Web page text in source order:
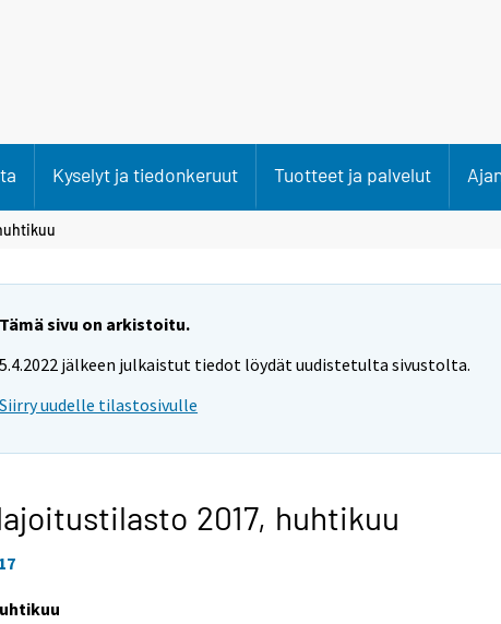
Kyselyt ja tiedonkeruut Tuotteet ja palvelut
Tämä sivu on arkistoitu.
5.4.2022 jälkeen julkaistut tiedot löydät uudistetulta sivustolta.
Siirry uudelle tilastosivulle
2017, huhtikuu